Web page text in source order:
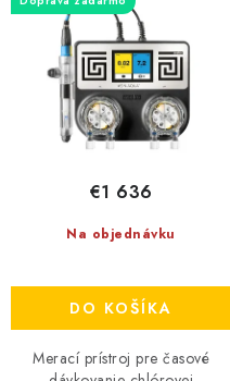
Na objednávku
€1 636
DO KOŠÍKA
Merací prístroj pre časové